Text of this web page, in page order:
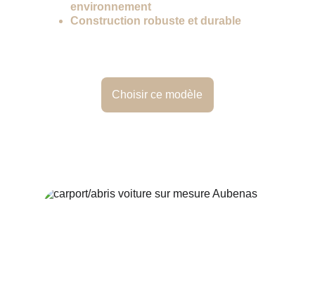
environnement
Construction robuste et durable
Choisir ce modèle